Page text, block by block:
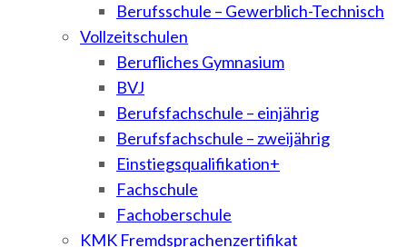
Berufsschule – Gewerblich-Technisch
Vollzeitschulen
Berufliches Gymnasium
BVJ
Berufsfachschule – einjährig
Berufsfachschule – zweijährig
Einstiegsqualifikation+
Fachschule
Fachoberschule
KMK Fremdsprachenzertifikat